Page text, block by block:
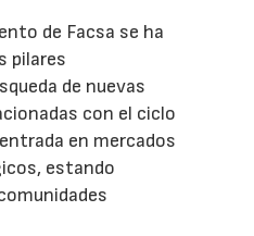
de Facsa se ha
pilares
de nuevas
con el ciclo
en mercados
estando